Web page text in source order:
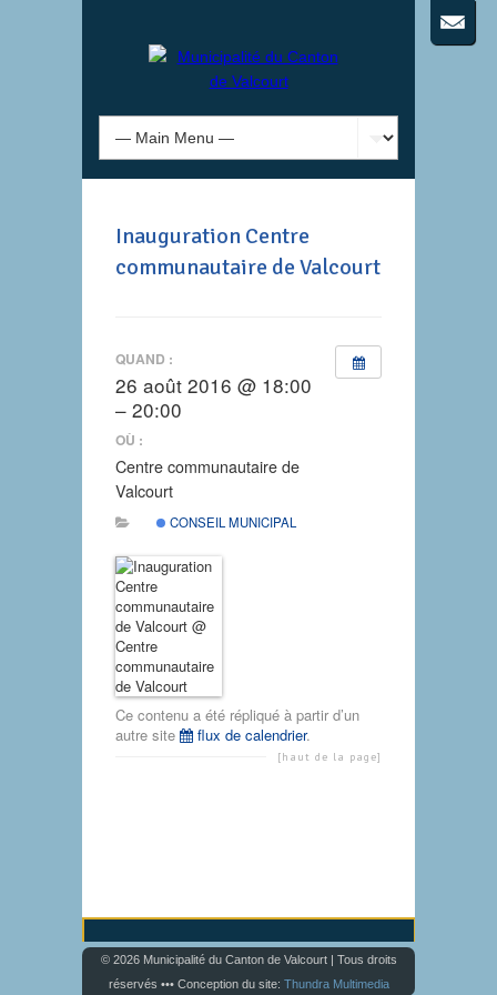
Inauguration Centre
communautaire de Valcourt
QUAND :
26 août 2016 @ 18:00
– 20:00
OÙ :
Centre communautaire de
Valcourt
CONSEIL MUNICIPAL
Ce contenu a été répliqué à partir d’un
autre site
flux de calendrier.
[haut de la page]
© 2026 Municipalité du Canton de Valcourt | Tous droits
réservés ••• Conception du site: Thundra Multimedia